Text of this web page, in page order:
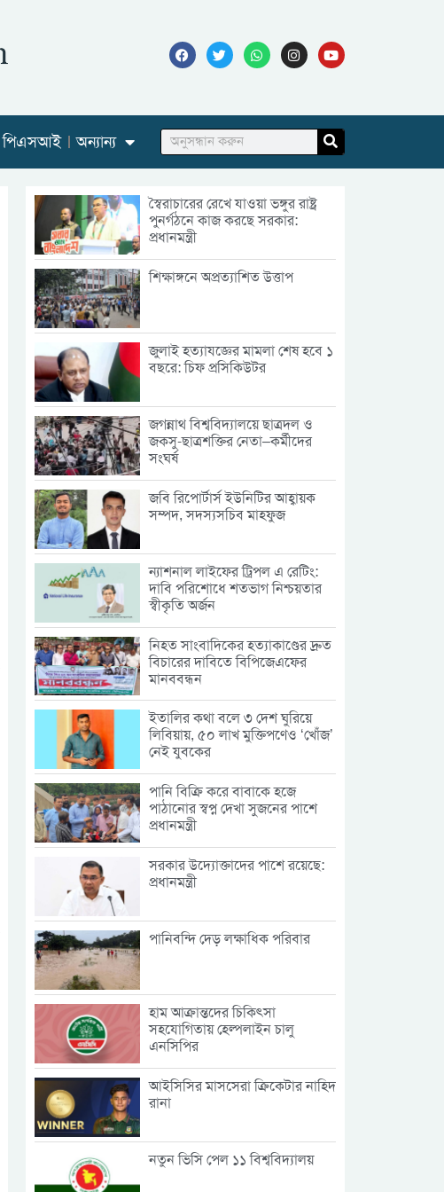
পিএসআই অন্যান্য
স্বৈরাচারের রেখে যাওয়া ভঙ্গুর রাষ্ট্র
পুনর্গঠনে কাজ করছে সরকার:
প্রধানমন্ত্রী
শিক্ষাঙ্গনে অপ্রত্যাশিত উত্তাপ
জুলাই হত্যাযজ্ঞের মামলা শেষ হবে ১
বছরে: চিফ প্রসিকিউটর
জগন্নাথ বিশ্ববিদ্যালয়ে ছাত্রদল ও
জকসু-ছাত্রশক্তির নেতা–কর্মীদের
সংঘর্ষ
জবি রিপোর্টার্স ইউনিটির আহ্বায়ক
সম্পদ, সদস্যসচিব মাহফুজ
ন্যাশনাল লাইফের ট্রিপল এ রেটিং:
দাবি পরিশোধে শতভাগ নিশ্চয়তার
স্বীকৃতি অর্জন
নিহত সাংবাদিকের হত্যাকাণ্ডের দ্রুত
বিচারের দাবিতে বিপিজেএফের
মানববন্ধন
ইতালির কথা বলে ৩ দেশ ঘুরিয়ে
লিবিয়ায়, ৫০ লাখ মুক্তিপণেও ‘খোঁজ’
নেই যুবকের
পানি বিক্রি করে বাবাকে হজে
পাঠানোর স্বপ্ন দেখা সুজনের পাশে
প্রধানমন্ত্রী
সরকার উদ্যোক্তাদের পাশে রয়েছে:
প্রধানমন্ত্রী
পানিবন্দি দেড় লক্ষাধিক পরিবার
হাম আক্রান্তদের চিকিৎসা
সহযোগিতায় হেল্পলাইন চালু
এনসিপির
আইসিসির মাসসেরা ক্রিকেটার নাহিদ
রানা
নতুন ভিসি পেল ১১ বিশ্ববিদ্যালয়